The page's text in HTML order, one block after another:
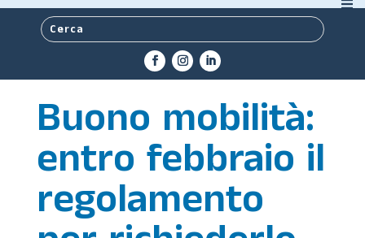
Buono mobilità:
entro febbraio il
regolamento